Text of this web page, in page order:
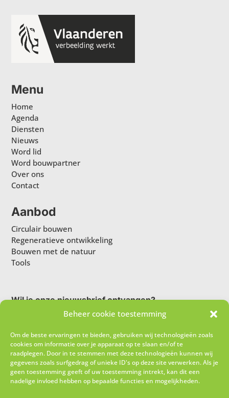
Beheer cookie toestemming
Om de beste ervaringen te bieden, gebruiken wij technologieën zoals
cookies om informatie over je apparaat op te slaan en/of te
raadplegen. Door in te stemmen met deze technologieën kunnen wij
gegevens zoals surfgedrag of unieke ID's op deze site verwerken. Als je
geen toestemming geeft of uw toestemming intrekt, kan dit een
nadelige invloed hebben op bepaalde functies en mogelijkheden.
Menu
Home
Agenda
Diensten
Nieuws
Word lid
Word bouwpartner
Over ons
Contact
Aanbod
Circulair bouwen
Regeneratieve ontwikkeling
Bouwen met de natuur
Tools
Wil je onze nieuwsbrief ontvangen?